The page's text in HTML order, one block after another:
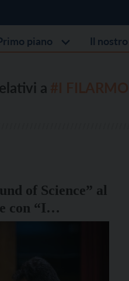
piano Il
a
of Science” al
con “I
gli